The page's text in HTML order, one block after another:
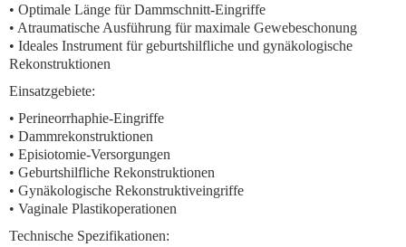
• Optimale Länge für Dammschnitt-Eingriffe
• Atraumatische Ausführung für maximale Gewebeschonung
• Ideales Instrument für geburtshilfliche und gynäkologische
Rekonstruktionen
Einsatzgebiete:
• Perineorrhaphie-Eingriffe
• Dammrekonstruktionen
• Episiotomie-Versorgungen
• Geburtshilfliche Rekonstruktionen
• Gynäkologische Rekonstruktiveingriffe
• Vaginale Plastikoperationen
Technische Spezifikationen: